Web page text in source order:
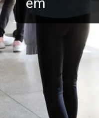
em